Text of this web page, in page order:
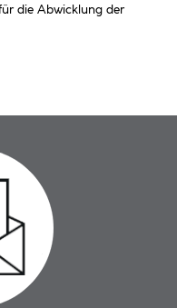
die Abwicklung der